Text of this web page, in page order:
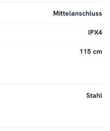
Mittelanschluss
IPX4
115 cm
Stahl